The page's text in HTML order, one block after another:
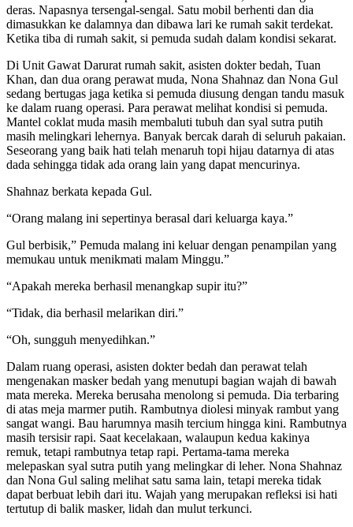
deras. Napasnya tersengal-sengal. Satu mobil berhenti dan dia
dimasukkan ke dalamnya dan dibawa lari ke rumah sakit terdekat.
Ketika tiba di rumah sakit, si pemuda sudah dalam kondisi sekarat.
Di Unit Gawat Darurat rumah sakit, asisten dokter bedah, Tuan
Khan, dan dua orang perawat muda, Nona Shahnaz dan Nona Gul
sedang bertugas jaga ketika si pemuda diusung dengan tandu masuk
ke dalam ruang operasi. Para perawat melihat kondisi si pemuda.
Mantel coklat muda masih membaluti tubuh dan syal sutra putih
masih melingkari lehernya. Banyak bercak darah di seluruh pakaian.
Seseorang yang baik hati telah menaruh topi hijau datarnya di atas
dada sehingga tidak ada orang lain yang dapat mencurinya.
Shahnaz berkata kepada Gul.
“Orang malang ini sepertinya berasal dari keluarga kaya.”
Gul berbisik,” Pemuda malang ini keluar dengan penampilan yang
memukau untuk menikmati malam Minggu.”
“Apakah mereka berhasil menangkap supir itu?”
“Tidak, dia berhasil melarikan diri.”
“Oh, sungguh menyedihkan.”
Dalam ruang operasi, asisten dokter bedah dan perawat telah
mengenakan masker bedah yang menutupi bagian wajah di bawah
mata mereka. Mereka berusaha menolong si pemuda. Dia terbaring
di atas meja marmer putih. Rambutnya diolesi minyak rambut yang
sangat wangi. Bau harumnya masih tercium hingga kini. Rambutnya
masih tersisir rapi. Saat kecelakaan, walaupun kedua kakinya
remuk, tetapi rambutnya tetap rapi. Pertama-tama mereka
melepaskan syal sutra putih yang melingkar di leher. Nona Shahnaz
dan Nona Gul saling melihat satu sama lain, tetapi mereka tidak
dapat berbuat lebih dari itu. Wajah yang merupakan refleksi isi hati
tertutup di balik masker, lidah dan mulut terkunci.